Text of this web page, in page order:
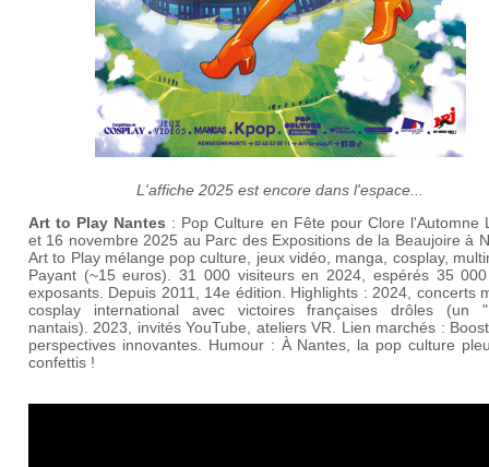
L'affiche 2025 est encore dans l'espace...
Art to Play Nantes : Pop Culture en Fête pour Clore l'Automne
et 16 novembre 2025 au Parc des Expositions de la Beaujoire à
Art to Play mélange pop culture, jeux vidéo, manga, cosplay,
Payant (~15 euros). 31 000 visiteurs en 2024, espérés 35
exposants. Depuis 2011, 14e édition. Highlights : 2024, concerts
cosplay international avec victoires françaises drôles (un
nantais). 2023, invités YouTube, ateliers VR. Lien marchés :
perspectives innovantes. Humour : À Nantes, la pop culture
confettis !